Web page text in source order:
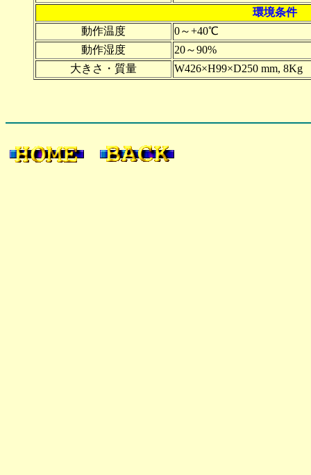
環境条件
動作温度
0～+40℃
動作湿度
20～90%
大きさ・質量
W426×H99×D250 mm, 8Kg